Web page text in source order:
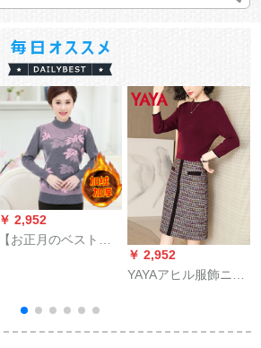
￥ 2,952
【お正月のベスト】
厚い上着网红同款叶
￥ 2,952
YAYAアヒル服飾ニネ
温ランナ新着付け品